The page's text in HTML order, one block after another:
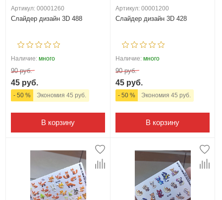
Артикул: 00001260
Слайдер дизайн 3D 488
Наличие: много
90 руб.
45 руб.
- 50 % Экономия 45 руб.
В корзину
Артикул: 00001200
Слайдер дизайн 3D 428
Наличие: много
90 руб.
45 руб.
- 50 % Экономия 45 руб.
В корзину